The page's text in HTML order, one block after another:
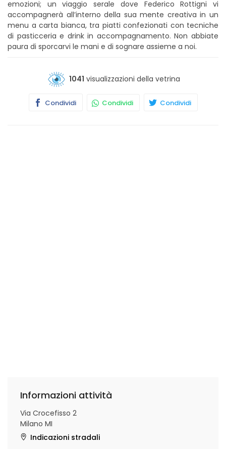
emozioni; un viaggio serale dove Federico Rottigni vi
accompagnerà all’interno della sua mente creativa in un
menu a carta bianca, tra piatti confezionati con tecniche
di pasticceria e drink in accompagnamento. Non abbiate
paura di sporcarvi le mani e di sognare assieme a noi.
1041 visualizzazioni della vetrina
Condividi Condividi Condividi
Informazioni attività
Via Crocefisso 2
Milano MI
Indicazioni stradali